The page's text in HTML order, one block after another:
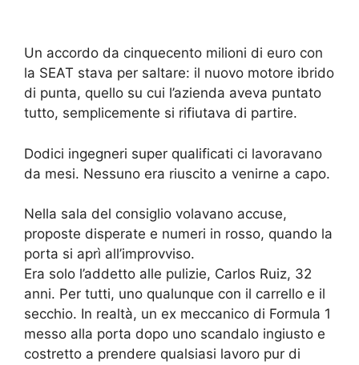
Un accordo da cinquecento milioni di euro con
la SEAT stava per saltare: il nuovo motore ibrido
di punta, quello su cui l’azienda aveva puntato
tutto, semplicemente si rifiutava di partire.
Dodici ingegneri super qualificati ci lavoravano
da mesi. Nessuno era riuscito a venirne a capo.
Nella sala del consiglio volavano accuse,
proposte disperate e numeri in rosso, quando la
porta si aprì all’improvviso.
Era solo l’addetto alle pulizie, Carlos Ruiz, 32
anni. Per tutti, uno qualunque con il carrello e il
secchio. In realtà, un ex meccanico di Formula 1
messo alla porta dopo uno scandalo ingiusto e
costretto a prendere qualsiasi lavoro pur di